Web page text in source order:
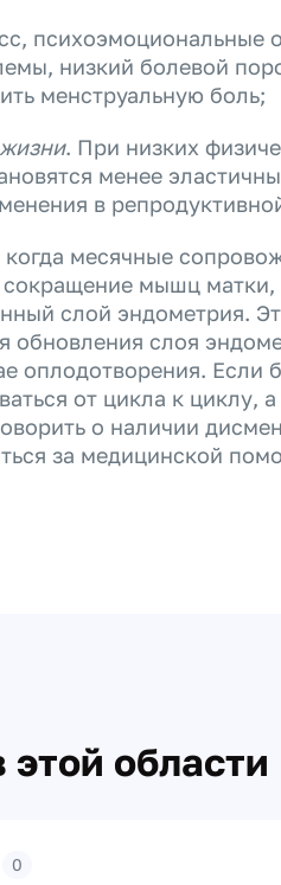
психоэмоциональные
низкий болевой
менструальную боль;
. При низких
менее
в
месячные
мышц матки,
слой эндометрия.
обновления слоя
оплодотворения.
от цикла к циклу,
о наличии
за медицинской
области
0